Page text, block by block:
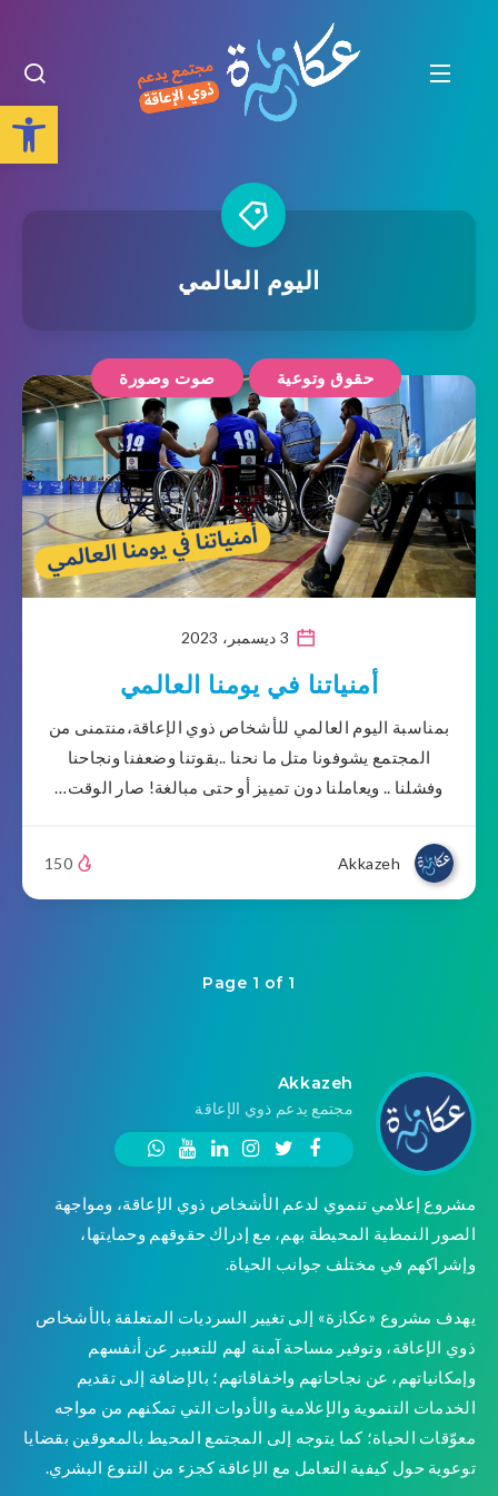
Open toolbar
اليوم العالمي
حقوق وتوعية صوت وصورة
أمنياتنا في يومنا العالمي
بمناسبة اليوم العالمي للأشخاص ذوي الإعاقة،منتمنى من
المجتمع يشوفونا متل ما نحنا ..بقوتنا وضعفنا ونجاحنا
وفشلنا .. ويعاملنا دون تمييز أو حتى مبالغة! صار الوقت…
Akkazeh
150
Page 1 of 1
Akkazeh
مجتمع يدعم ذوي الإعاقة
مشروع إعلامي تنموي لدعم الأشخاص ذوي الإعاقة، ومواجهة
الصور النمطية المحيطة بهم، مع إدراك حقوقهم وحمايتها،
وإشراكهم في مختلف جوانب الحياة.
يهدف مشروع «عكازة» إلى تغيير السرديات المتعلقة بالأشخاص
ذوي الإعاقة، وتوفير مساحة آمنة لهم للتعبير عن أنفسهم
وإمكانياتهم، عن نجاحاتهم واخفاقاتهم؛ بالإضافة إلى تقديم
الخدمات التنموية والإعلامية والأدوات التي تمكنهم من مواجه
معوّقات الحياة؛ كما يتوجه إلى المجتمع المحيط بالمعوقين بقضايا
توعوية حول كيفية التعامل مع الإعاقة كجزء من التنوع البشري.